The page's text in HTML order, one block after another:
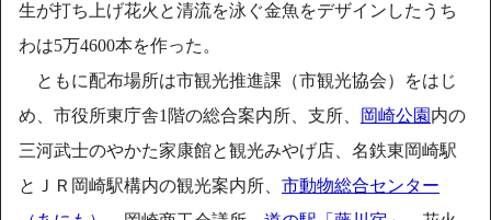
生が打ち上げ花火と清流を泳ぐ金魚をデザインしたうち
わは5万4600本を作った。
ともに配布場所は市観光推進課（市観光協会）をはじ
め、市役所東庁舎1階の総合案内所、支所、
岡崎公園 内の
三河武士のやかた家康館と観光みやげ店、名鉄東岡崎駅
とＪＲ岡崎駅構内の観光案内所、 市動物総合センター